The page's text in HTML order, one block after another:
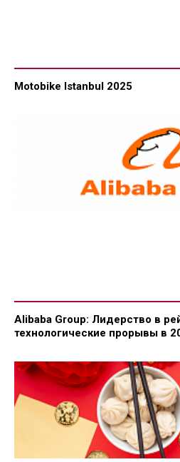
Motobike Istanbul 2025
Alibaba Group: Лидерство в
технологические прорывы в